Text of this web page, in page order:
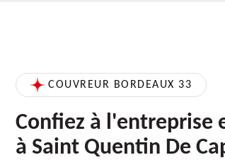
COUVREUR BORDEAUX 33
Confiez à l'entreprise
à Saint Quentin De